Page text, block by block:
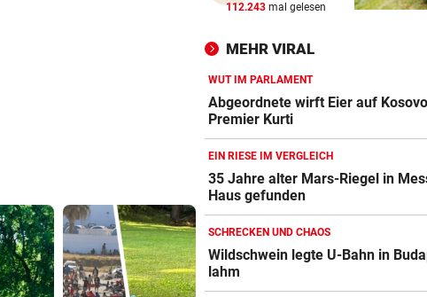
„HOT GIRL SUMMER“ vor
Mädelsabend
WIEDER VERSCHÄRFUNGEN
Minister plant noch strengere
Regeln für E-Scooter
„FACEBOOK-MORD“ vor 2
Frau in Wohnung erschossen:
Waren es zwei Täter?
112.243 mal gelesen
MEHR VIRAL
WUT IM PARLAMENT
Abgeordnete wirft Eier auf
Premier Kurti
EIN RIESE IM VERGLEICH
35 Jahre alter Mars-Riegel in
Haus gefunden
SCHRECKEN UND CHAOS
Wildschwein legte U-Bahn in
lahm